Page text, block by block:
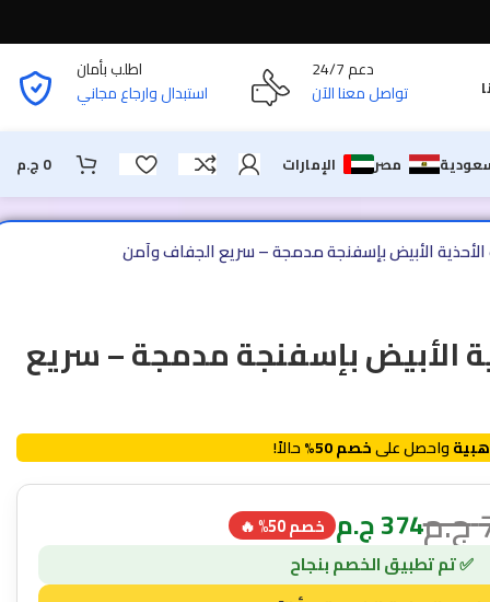
دعم 24/7
تواصل معنا الآن
اطلب بأمان
استبدال وارجاع مجاني
مصر الإمارات 0 ج.م
الأبيض بإسفنجة مدمجة – سريع الجفاف وآمن
الأبيض بإسفنجة مدمجة – سريع
واحصل علىخصم 50% حالاً!
ج.م374ج.م خصم 50% 🔥